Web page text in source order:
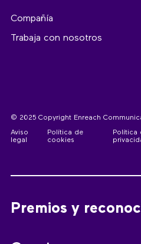
Compañía
Trabaja con nosotros
© 2025 Copyright Enreach
Aviso
legal
Política de
cookies
Política
Premios y